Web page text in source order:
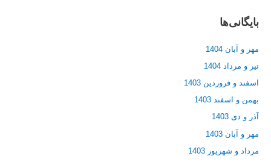
بایگانی‌ها
مهر و آبان 1404
تیر و مرداد 1404
اسفند و فروردین 1403
بهمن و اسفند 1403
آذر و دی 1403
مهر و آبان 1403
مرداد و شهریور 1403